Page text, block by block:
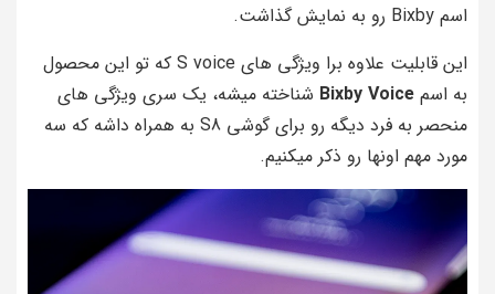
اسم Bixby رو به نمایش گذاشت.
این قابلیت علاوه برا ویژگی های S voice که تو این محصول
به اسم Bixby Voice شناخته میشه، یک سری ویژگی های
منحصر به فرد دیگه رو برای گوشی S8 به همراه داشه که سه
مورد مهم اونها رو ذکر میکنیم.